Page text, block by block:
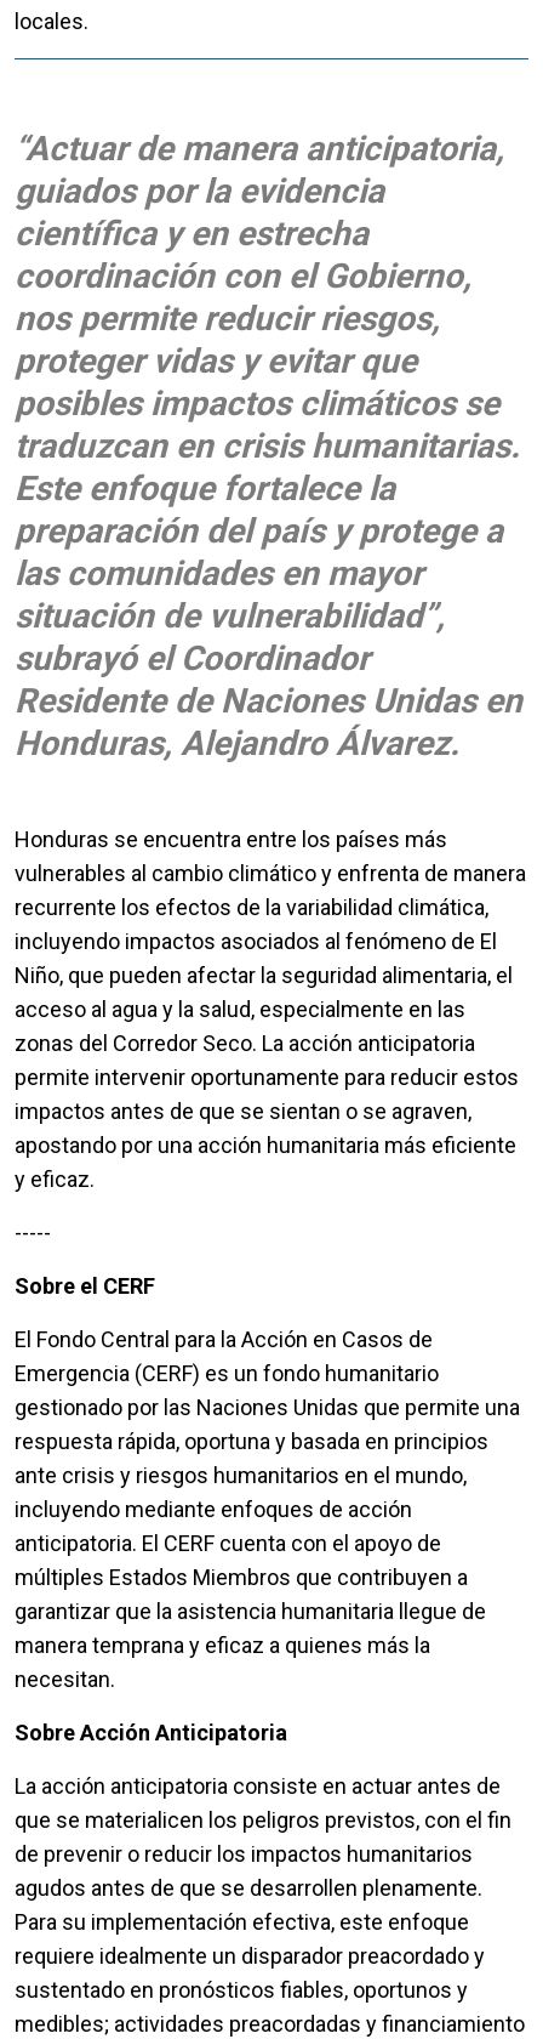
locales.
“Actuar de manera anticipatoria,
guiados por la evidencia
científica y en estrecha
coordinación con el Gobierno,
nos permite reducir riesgos,
proteger vidas y evitar que
posibles impactos climáticos se
traduzcan en crisis humanitarias.
Este enfoque fortalece la
preparación del país y protege a
las comunidades en mayor
situación de vulnerabilidad”,
subrayó el Coordinador
Residente de Naciones Unidas en
Honduras, Alejandro Álvarez.
Honduras se encuentra entre los países más
vulnerables al cambio climático y enfrenta de manera
recurrente los efectos de la variabilidad climática,
incluyendo impactos asociados al fenómeno de El
Niño, que pueden afectar la seguridad alimentaria, el
acceso al agua y la salud, especialmente en las
zonas del Corredor Seco. La acción anticipatoria
permite intervenir oportunamente para reducir estos
impactos antes de que se sientan o se agraven,
apostando por una acción humanitaria más eficiente
y eficaz.
-----
Sobre el CERF
El Fondo Central para la Acción en Casos de
Emergencia (CERF) es un fondo humanitario
gestionado por las Naciones Unidas que permite una
respuesta rápida, oportuna y basada en principios
ante crisis y riesgos humanitarios en el mundo,
incluyendo mediante enfoques de acción
anticipatoria. El CERF cuenta con el apoyo de
múltiples Estados Miembros que contribuyen a
garantizar que la asistencia humanitaria llegue de
manera temprana y eficaz a quienes más la
necesitan.
Sobre Acción Anticipatoria
La acción anticipatoria consiste en actuar antes de
que se materialicen los peligros previstos, con el fin
de prevenir o reducir los impactos humanitarios
agudos antes de que se desarrollen plenamente.
Para su implementación efectiva, este enfoque
requiere idealmente un disparador preacordado y
sustentado en pronósticos fiables, oportunos y
medibles; actividades preacordadas y financiamiento